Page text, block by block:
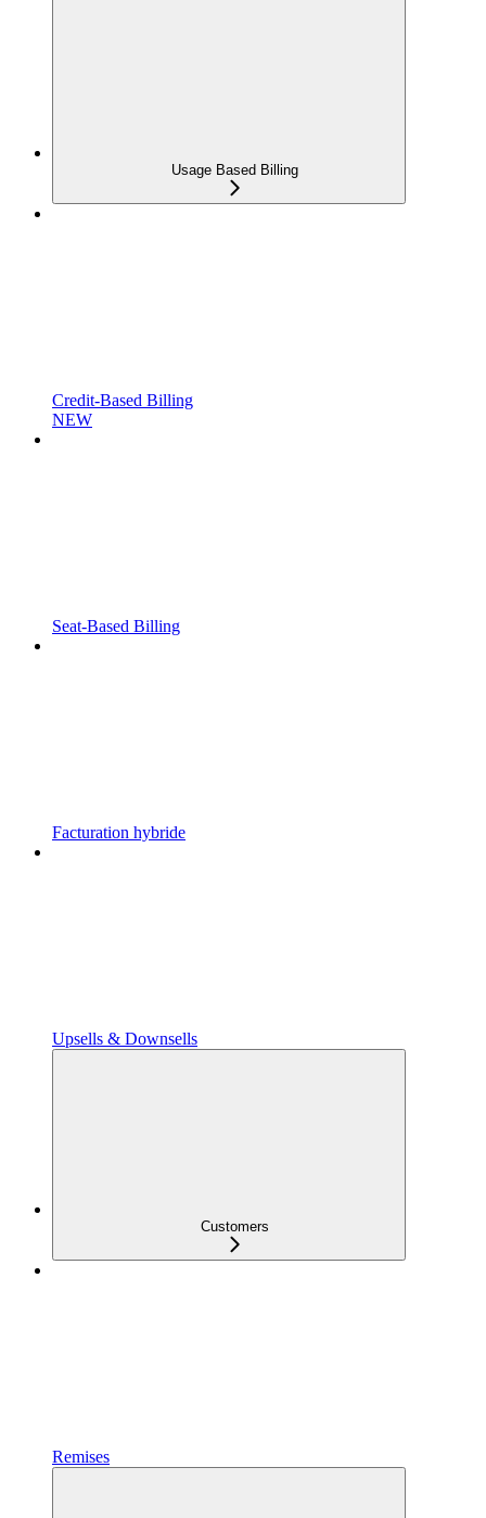
Usage Based Billing
Credit-Based Billing
NEW
Seat-Based Billing
Facturation hybride
Upsells & Downsells
Customers
Remises